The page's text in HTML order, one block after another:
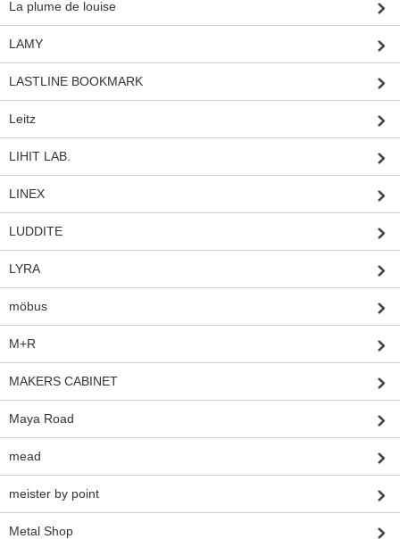
La plume de louise
LAMY
LASTLINE BOOKMARK
Leitz
LIHIT LAB.
LINEX
LUDDITE
LYRA
möbus
M+R
MAKERS CABINET
Maya Road
mead
meister by point
Metal Shop